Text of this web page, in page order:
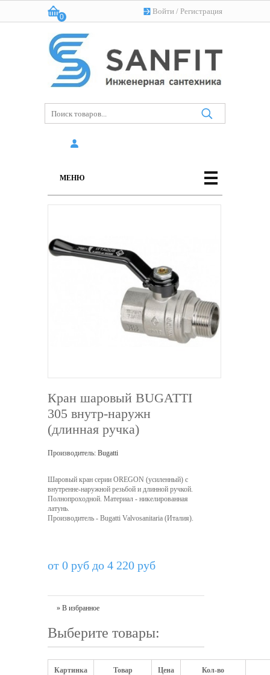
Войти / Регистрация
Корзина:
0
(пусто)
МЕНЮ
Кран шаровый BUGATTI
305 внутр-наружн
(длинная ручка)
Производитель: Bugatti
Шаровый кран серии OREGON (усиленный) с
внутренне-наружной резьбой и длинной ручкой.
Полнопроходной. Материал - никелированная
латунь.
Производитель - Bugatti Valvosanitaria (Италия).
от 0 руб до 4 220 руб
» В избранное
Выберите товары:
Картинка Товар Цена Кол-во